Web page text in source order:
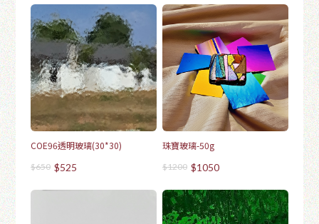
COE96透明玻璃(30*30)
$650 $525
珠寶玻璃-50g
$1200 $1050